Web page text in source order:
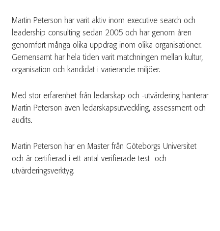
Martin Peterson har varit aktiv inom executive search och
leadership consulting sedan 2005 och har genom åren
genomfört många olika uppdrag inom olika organisationer.
Gemensamt har hela tiden varit matchningen mellan kultur,
organisation och kandidat i varierande miljöer.
Med stor erfarenhet från ledarskap och -utvärdering hanterar
Martin Peterson även ledarskapsutveckling, assessment och
audits.
Martin Peterson har en Master från Göteborgs Universitet
och är certifierad i ett antal verifierade test- och
utvärderingsverktyg.